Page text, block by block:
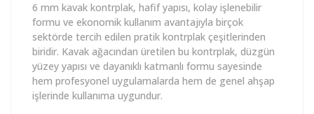
6 mm kavak kontrplak, hafif yapısı, kolay işlenebilir
formu ve ekonomik kullanım avantajıyla birçok
sektörde tercih edilen pratik kontrplak çeşitlerinden
biridir. Kavak ağacından üretilen bu kontrplak, düzgün
yüzey yapısı ve dayanıklı katmanlı formu sayesinde
hem profesyonel uygulamalarda hem de genel ahşap
işlerinde kullanıma uygundur.